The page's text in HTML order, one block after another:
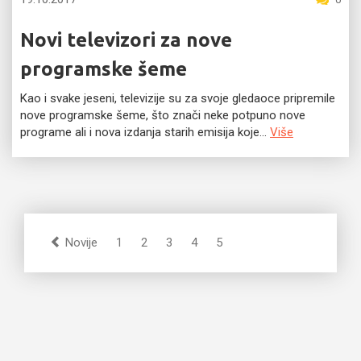
Novi televizori za nove
programske šeme
Kao i svake jeseni, televizije su za svoje gledaoce pripremile
nove programske šeme, što znači neke potpuno nove
programe ali i nova izdanja starih emisija koje... Više
Novije 1 2 3 4 5